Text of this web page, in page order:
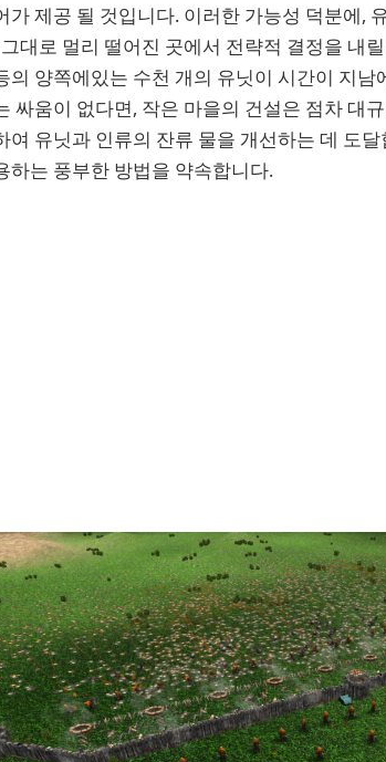
가 제공 될 것입니다. 이러한 가능성 덕분에,
대로 멀리 떨어진 곳에서 전략적 결정을 내
의 양쪽에있는 수천 개의 유닛이 시간이 지
싸움이 없다면, 작은 마을의 건설은 점차 대
여 유닛과 인류의 잔류 물을 개선하는 데 도
하는 풍부한 방법을 약속합니다.